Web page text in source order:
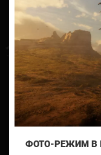
ФОТО-РЕЖИМ В